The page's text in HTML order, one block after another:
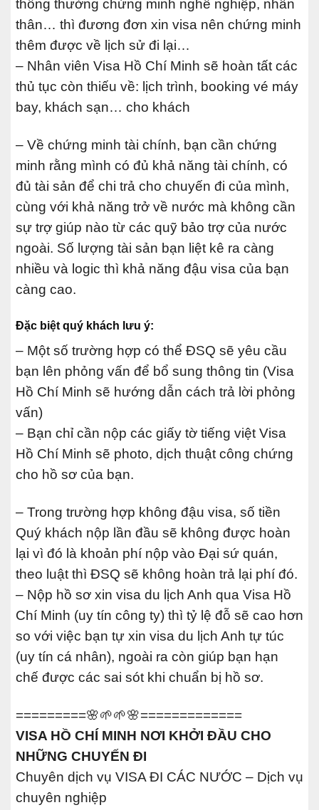
thông thường chứng minh nghề nghiệp, nhân
thân… thì đương đơn xin visa nên chứng minh
thêm được về lịch sử đi lại…
– Nhân viên Visa Hồ Chí Minh sẽ hoàn tất các
thủ tục còn thiếu về: lịch trình, booking vé máy
bay, khách sạn… cho khách
– Về chứng minh tài chính, bạn cần chứng
minh rằng mình có đủ khả năng tài chính, có
đủ tài sản để chi trả cho chuyến đi của mình,
cùng với khả năng trở về nước mà không cần
sự trợ giúp nào từ các quỹ bảo trợ của nước
ngoài. Số lượng tài sản bạn liệt kê ra càng
nhiều và logic thì khả năng đậu visa của bạn
càng cao.
Đặc biệt quý khách lưu ý:
– Một số trường hợp có thể ĐSQ sẽ yêu cầu
bạn lên phỏng vấn để bổ sung thông tin (Visa
Hồ Chí Minh sẽ hướng dẫn cách trả lời phỏng
vấn)
– Bạn chỉ cần nộp các giấy tờ tiếng việt Visa
Hồ Chí Minh sẽ photo, dịch thuật công chứng
cho hồ sơ của bạn.
– Trong trường hợp không đậu visa, số tiền
Quý khách nộp lần đầu sẽ không được hoàn
lại vì đó là khoản phí nộp vào Đại sứ quán,
theo luật thì ĐSQ sẽ không hoàn trả lại phí đó.
– Nộp hồ sơ xin visa du lịch Anh qua Visa Hồ
Chí Minh (uy tín công ty) thì tỷ lệ đỗ sẽ cao hơn
so với việc bạn tự xin visa du lịch Anh tự túc
(uy tín cá nhân), ngoài ra còn giúp bạn hạn
chế được các sai sót khi chuẩn bị hồ sơ.
=========🌸🌱🌱🌸=============
VISA HỒ CHÍ MINH NƠI KHỞI ĐẦU CHO
NHỮNG CHUYẾN ĐI
Chuyên dịch vụ VISA ĐI CÁC NƯỚC – Dịch vụ
chuyên nghiệp